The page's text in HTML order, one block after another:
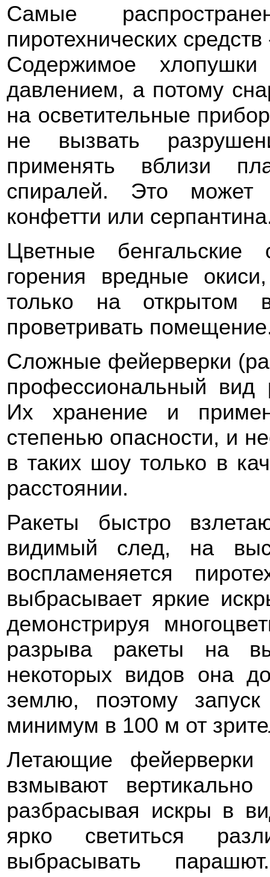
Самые
пиротехнических
Содержимое
давлением, а потому
на осветительные
не вызвать
применять вблизи
спиралей. Это может
конфетти или
Цветные
горения вредные
только на открытом
проветривать
Сложные фейерверки
профессиональный вид
Их хранение и
степенью опасности, и
в таких шоу только в
расстоянии.
Ракеты быстро
видимый след, на
воспламеняется
выбрасывает яркие
демонстрируя
разрыва ракеты на
некоторых видов она
землю, поэтому
минимум в 100 м от
Летающие фейерверки
взмывают
разбрасывая искры в
ярко светиться
выбрасывать